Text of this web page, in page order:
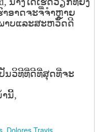
າອາດຈະຈື່ຈໍາຫຼາຍ
າບແລະສະຫວັດດີ
ນວິທີທີ່ດີທີ່ສຸດທີ່ຈະ
ນີ້,
Dolores Travis